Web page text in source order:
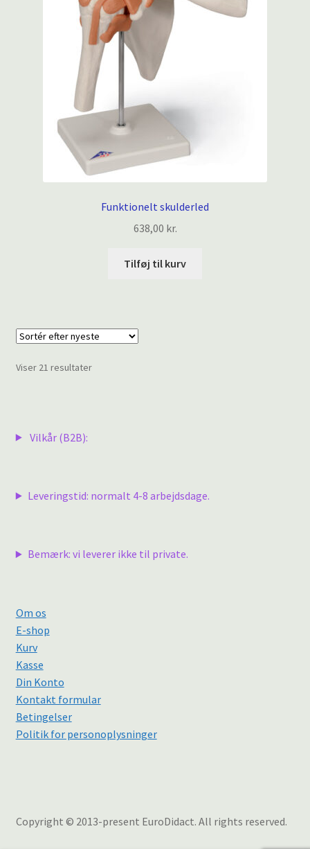
Funktionelt skulderled
638,00 kr.
Tilføj til kurv
Viser 21 resultaterSorteret
Vilkår (B2B):
Leveringstid: normalt 4-8 arbejdsdage.
Bemærk: vi leverer ikke til private.
Om os
E-shop
Kurv
Kasse
Din Konto
Kontakt formular
Betingelser
Politik for personoplysninger
Copyright © 2013-present EuroDidact. All rights reserved.